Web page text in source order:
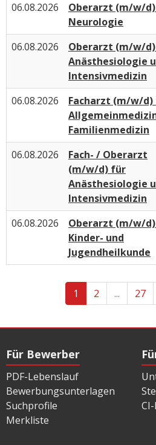
06.08.2026
Oberarzt (m/w/
Neurologie
06.08.2026
Oberarzt (m/w/
Anästhesiologie
Intensivmedizin
06.08.2026
Facharzt (m/w/
Familienmedizin
06.08.2026
Fach- / Oberarzt
(m/w/d) für
Anästhesiologie
Intensivmedizin
06.08.2026
Oberarzt (m/w/
Kinder- und
Jugendheilkunde
1 2 ... 27
Für Bewerber
PDF-Lebenslauf
Bewerbungsunterlagen
Suchprofile
Merkliste